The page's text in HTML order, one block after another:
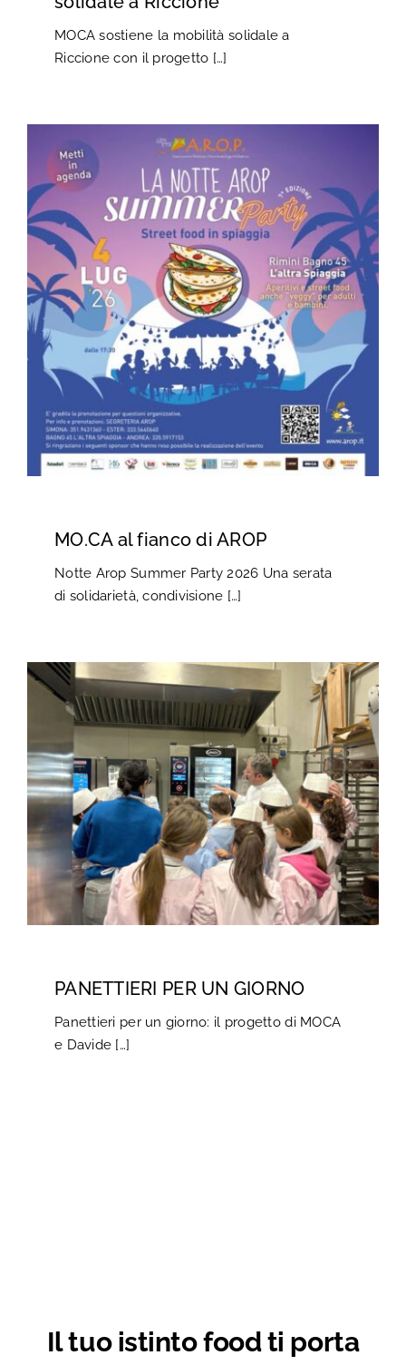
MOCA sostiene la mobilità solidale a
Riccione con il progetto […]
MO.CA al fianco di AROP
Notte Arop Summer Party 2026 Una serata
di solidarietà, condivisione […]
PANETTIERI PER UN GIORNO
Panettieri per un giorno: il progetto di MOCA
e Davide […]
Il tuo istinto food ti porta